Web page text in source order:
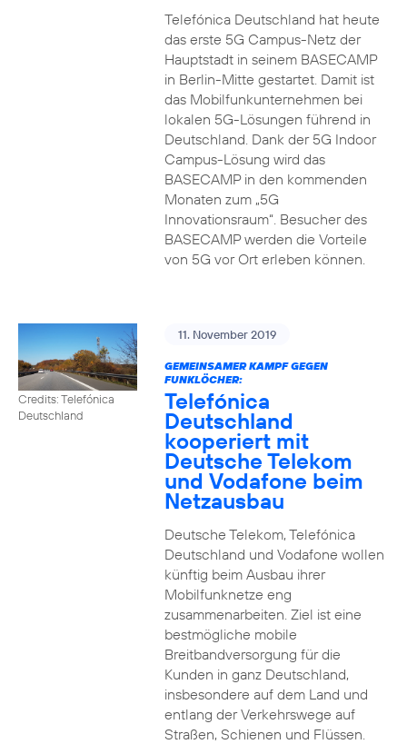
Telefónica Deutschland hat heute
das erste 5G Campus-Netz der
Hauptstadt in seinem BASECAMP
in Berlin-Mitte gestartet. Damit ist
das Mobilfunkunternehmen bei
lokalen 5G-Lösungen führend in
Deutschland. Dank der 5G Indoor
Campus-Lösung wird das
BASECAMP in den kommenden
Monaten zum „5G
Innovationsraum“. Besucher des
BASECAMP werden die Vorteile
von 5G vor Ort erleben können.
Credits: Telefónica
Deutschland
11. November 2019
GEMEINSAMER KAMPF GEGEN
FUNKLÖCHER:
Telefónica
Deutschland
kooperiert mit
Deutsche Telekom
und Vodafone beim
Netzausbau
Deutsche Telekom, Telefónica
Deutschland und Vodafone wollen
künftig beim Ausbau ihrer
Mobilfunknetze eng
zusammenarbeiten. Ziel ist eine
bestmögliche mobile
Breitbandversorgung für die
Kunden in ganz Deutschland,
insbesondere auf dem Land und
entlang der Verkehrswege auf
Straßen, Schienen und Flüssen.